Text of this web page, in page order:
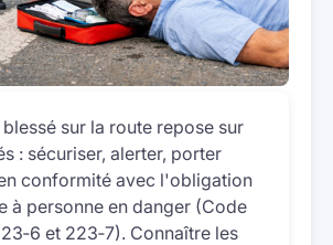
sur la route repose sur
: sécuriser, alerter, porter
conformité avec l'obligation
à personne en danger (Code
et 223‑7). Connaître les